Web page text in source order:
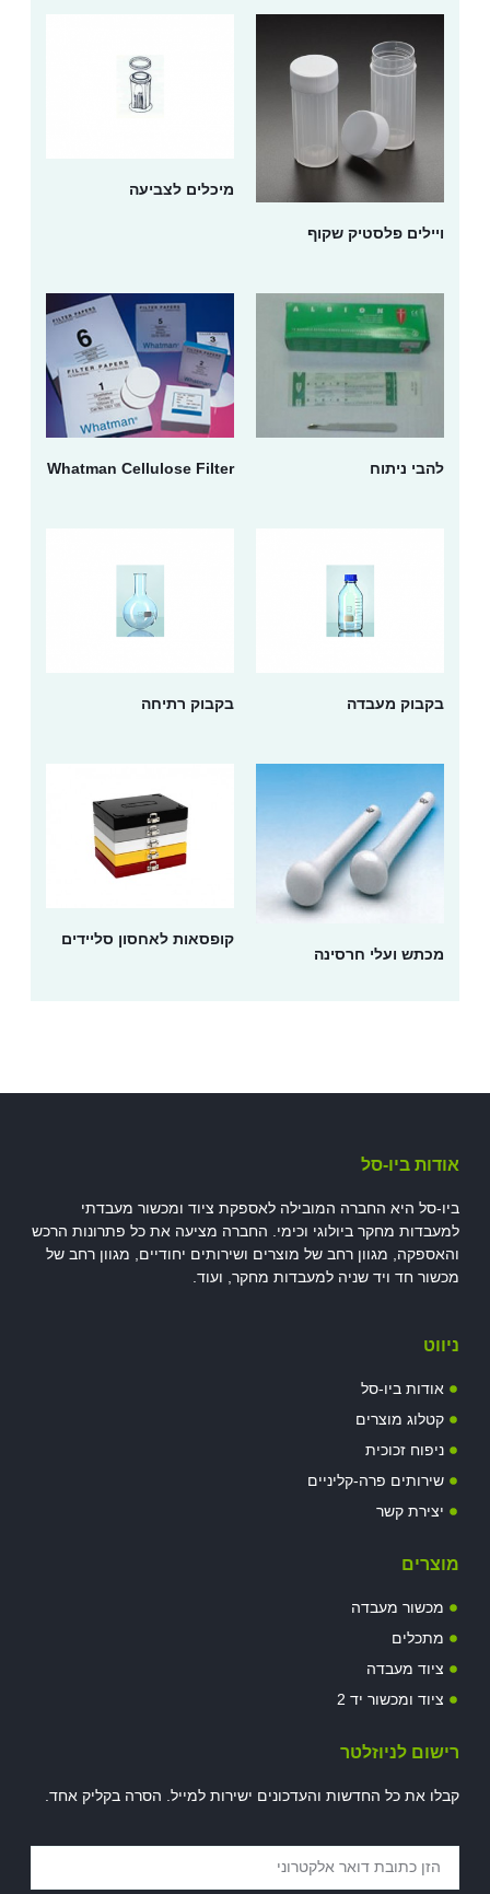
ויילים פלסטיק שקוף
מיכלים לצביעה
להבי ניתוח Whatman Cellulose Filter
בקבוק מעבדה בקבוק רתיחה
מכתש ועלי חרסינה
קופסאות לאחסון סליידים
אודות ביו-סל
ביו-סל היא החברה המובילה לאספקת ציוד ומכשור מעבדתי
למעבדות מחקר ביולוגי וכימי. החברה מציעה את כל פתרונות הרכש
והאספקה, מגוון רחב של מוצרים ושירותים יחודיים, מגוון רחב של
מכשור חד ויד שניה למעבדות מחקר, ועוד.
ניווט
אודות ביו-סל
קטלוג מוצרים
ניפוח זכוכית
שירותים פרה-קליניים
יצירת קשר
מוצרים
מכשור מעבדה
מתכלים
ציוד מעבדה
ציוד ומכשור יד 2
רישום לניוזלטר
קבלו את כל החדשות והעדכונים ישירות למייל. הסרה בקליק אחד.